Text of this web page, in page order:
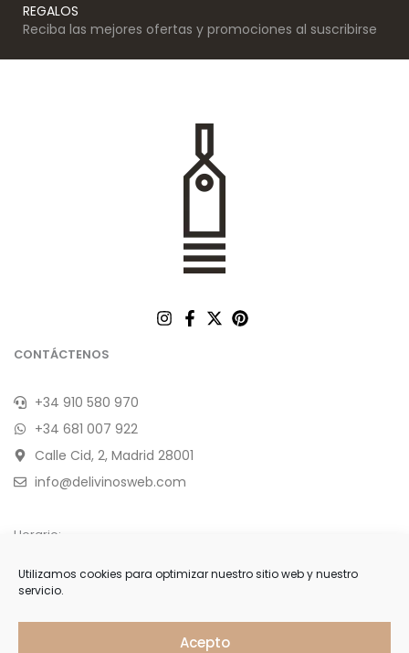
Utilizamos cookies para optimizar nuestro sitio web y nuestro
servicio.
Acepto
REGALOS
Reciba las mejores ofertas y promociones al suscribirse
CONTÁCTENOS
+34 910 580 970
+34 681 007 922
Calle Cid, 2, Madrid 28001
info@delivinosweb.com
Horario:
De Lunes a Sábado 10:00 a 22:00 h.
Domingo y feriados de 11:00 a 18:00 h.